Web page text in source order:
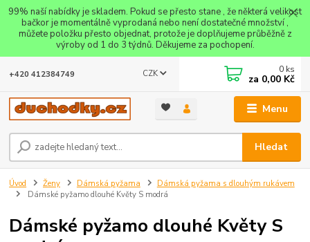
99% naší nabídky je skladem. Pokud se přesto stane , že některá velikost
bačkor je momentálně vyprodaná nebo není dostatečné množství ,
můžete položku přesto objednat, protože je doplňujeme průběžně z
výroby od 1 do 3 týdnů. Děkujeme za pochopení.
Menu
CZK
Hledat
+420 412384749 0 ks
za 0,00 Kč
Úvod Ženy Dámská pyžama
Dámská pyžama s dlouhým rukávem
Dámské pyžamo dlouhé Květy S modrá
Dámské pyžamo dlouhé Květy S